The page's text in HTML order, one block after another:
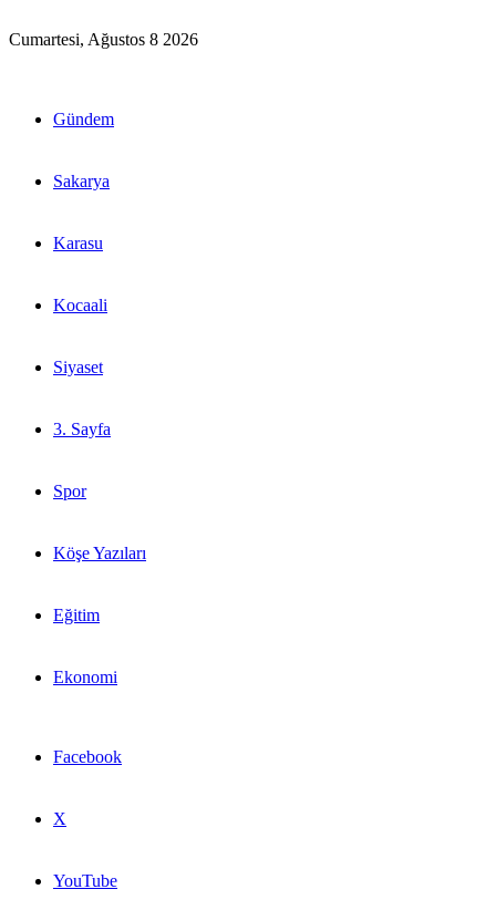
Cumartesi, Ağustos 8 2026
Gündem
Sakarya
Karasu
Kocaali
Siyaset
3. Sayfa
Spor
Köşe Yazıları
Eğitim
Ekonomi
Facebook
X
YouTube